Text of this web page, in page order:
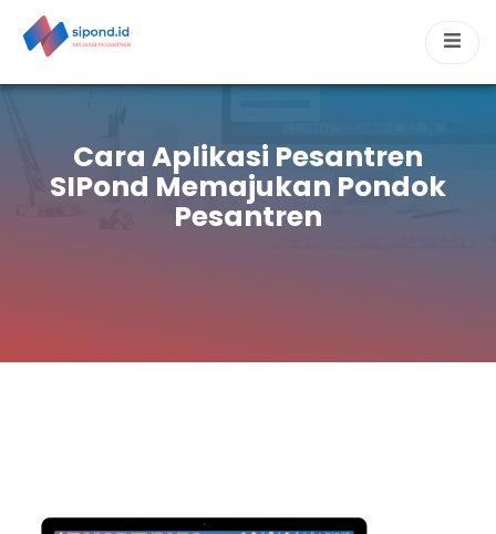
Cara Aplikasi Pesantren
SIPond Memajukan Pondok
Pesantren